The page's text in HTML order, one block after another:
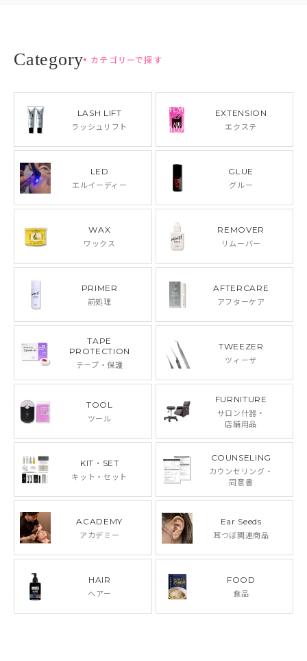
カテゴリーで探す
LASH LIFT
ラッシュリフト
EXTENSION
エクステ
LED
エルイーディー
GLUE
グルー
WAX
ワックス
REMOVER
リムーバー
PRIMER
前処理
AFTERCARE
アフターケア
TAPE
PROTECTION
テープ・保護
TWEEZER
ツィーザ
TOOL
ツール
FURNITURE
サロン什器・
店舗用品
KIT・SET
キット・セット
COUNSELING
カウンセリング・
同意書
ACADEMY
アカデミー
Ear Seeds
耳つぼ関連商品
HAIR
ヘアー
FOOD
食品